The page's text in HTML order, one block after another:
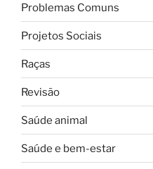
Problemas Comuns
Projetos Sociais
Raças
Revisão
Saúde animal
Saúde e bem-estar